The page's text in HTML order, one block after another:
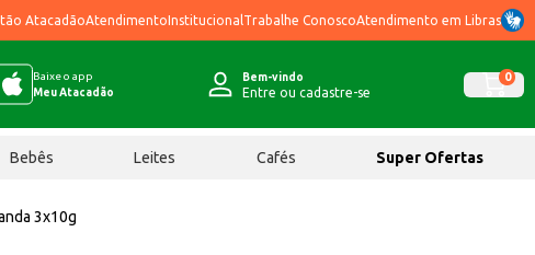
AtacadãoAtendimentoInstitucional Trabalhe ConoscoAtendimento em Libras
Baixe o app
Meu Atacadão
Bem-vindo
Entre ou cadastre-se
0
Bebês Leites Cafés Super Ofertas
3x10g